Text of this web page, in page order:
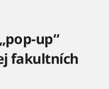
up“
fakultních